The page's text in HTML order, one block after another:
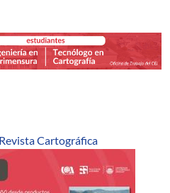
Cartográfica